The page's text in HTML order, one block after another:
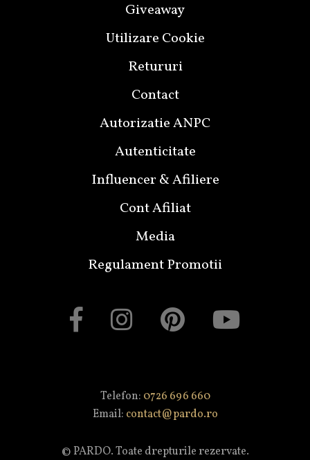
Giveaway
Utilizare Cookie
Retururi
Contact
Autorizatie ANPC
Autenticitate
Influencer & Afiliere
Cont Afiliat
Media
Regulament Promotii
Telefon: 0726 696 660
Email: contact@pardo.ro
© PARDO. Toate drepturile rezervate.